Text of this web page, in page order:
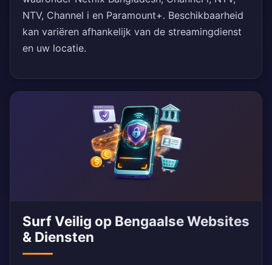
NTV, Channel i en Paramount+. Beschikbaarheid
kan variëren afhankelijk van de streamingdienst
en uw locatie.
Surf Veilig op Bengaalse Websites
& Diensten